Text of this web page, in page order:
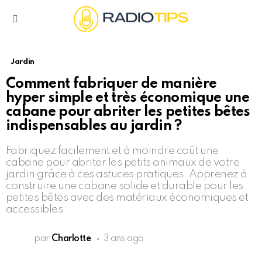
Jardin
Comment fabriquer de manière
hyper simple et très économique une
cabane pour abriter les petites bêtes
indispensables au jardin ?
Fabriquez facilement et à moindre coût une
cabane pour abriter les petits animaux de votre
jardin grâce à ces astuces pratiques. Apprenez à
construire une cabane solide et durable pour les
petites bêtes avec des matériaux économiques et
accessibles.
par Charlotte 3 ans ago